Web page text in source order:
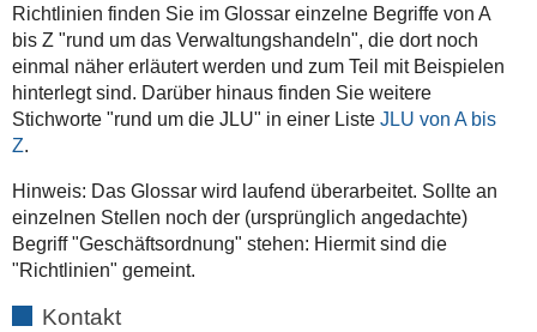
Richtlinien finden Sie im Glossar einzelne Begriffe von A
bis Z "rund um das Verwaltungshandeln", die dort noch
einmal näher erläutert werden und zum Teil mit Beispielen
hinterlegt sind. Darüber hinaus finden Sie weitere
Stichworte "rund um die JLU" in einer Liste JLU von A bis
Z.
Hinweis: Das Glossar wird laufend überarbeitet. Sollte an
einzelnen Stellen noch der (ursprünglich angedachte)
Begriff "Geschäftsordnung" stehen: Hiermit sind die
"Richtlinien" gemeint.
Kontakt